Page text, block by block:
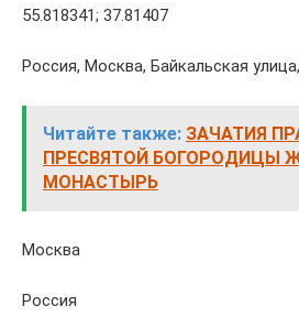
55.818341; 37.81407
Россия, Москва, Байкальская
Читайте также: ЗАЧАТИЯ
ПРЕСВЯТОЙ БОГОРОДИЦЫ
МОНАСТЫРЬ
Москва
Россия